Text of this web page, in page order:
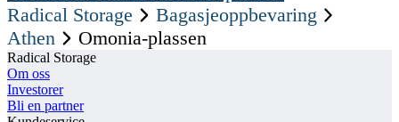
Radical Storage
Bagasjeoppbevaring
Athen
Omonia-plassen
Radical Storage
Om oss
Investorer
Bli en partner